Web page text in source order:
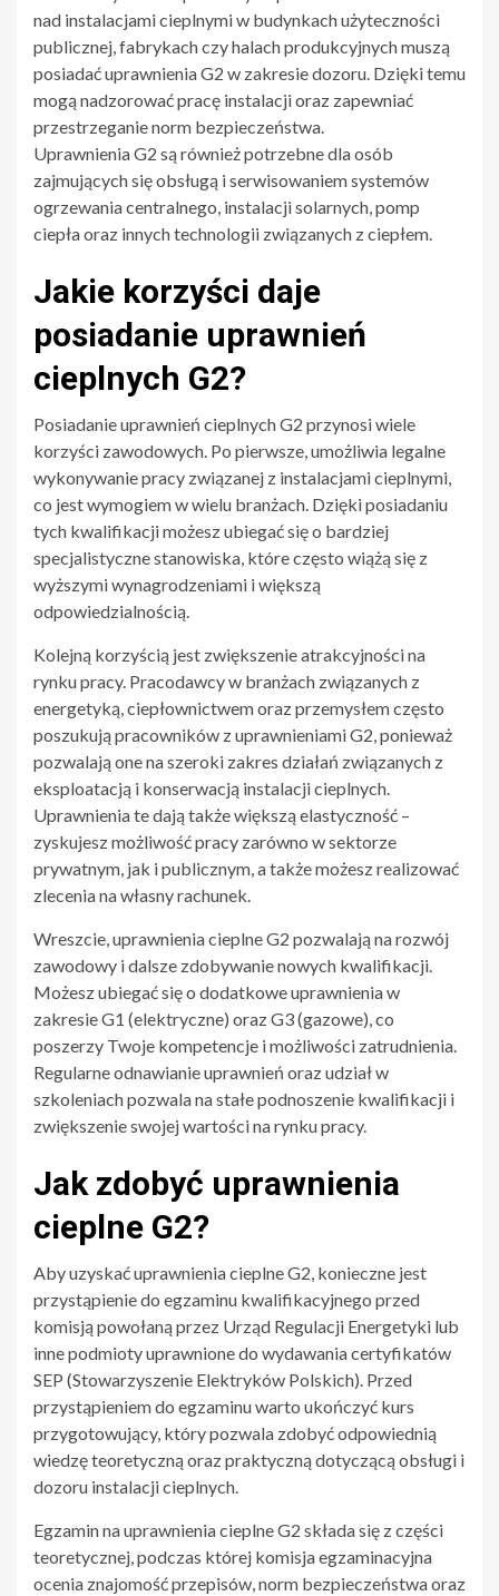
nad instalacjami cieplnymi w budynkach użyteczności
publicznej, fabrykach czy halach produkcyjnych muszą
posiadać uprawnienia G2 w zakresie dozoru. Dzięki temu
mogą nadzorować pracę instalacji oraz zapewniać
przestrzeganie norm bezpieczeństwa.
Uprawnienia G2 są również potrzebne dla osób
zajmujących się obsługą i serwisowaniem systemów
ogrzewania centralnego, instalacji solarnych, pomp
ciepła oraz innych technologii związanych z ciepłem.
Jakie korzyści daje
posiadanie uprawnień
cieplnych G2?
Posiadanie uprawnień cieplnych G2 przynosi wiele
korzyści zawodowych. Po pierwsze, umożliwia legalne
wykonywanie pracy związanej z instalacjami cieplnymi,
co jest wymogiem w wielu branżach. Dzięki posiadaniu
tych kwalifikacji możesz ubiegać się o bardziej
specjalistyczne stanowiska, które często wiążą się z
wyższymi wynagrodzeniami i większą
odpowiedzialnością.
Kolejną korzyścią jest zwiększenie atrakcyjności na
rynku pracy. Pracodawcy w branżach związanych z
energetyką, ciepłownictwem oraz przemysłem często
poszukują pracowników z uprawnieniami G2, ponieważ
pozwalają one na szeroki zakres działań związanych z
eksploatacją i konserwacją instalacji cieplnych.
Uprawnienia te dają także większą elastyczność –
zyskujesz możliwość pracy zarówno w sektorze
prywatnym, jak i publicznym, a także możesz realizować
zlecenia na własny rachunek.
Wreszcie, uprawnienia cieplne G2 pozwalają na rozwój
zawodowy i dalsze zdobywanie nowych kwalifikacji.
Możesz ubiegać się o dodatkowe uprawnienia w
zakresie G1 (elektryczne) oraz G3 (gazowe), co
poszerzy Twoje kompetencje i możliwości zatrudnienia.
Regularne odnawianie uprawnień oraz udział w
szkoleniach pozwala na stałe podnoszenie kwalifikacji i
zwiększenie swojej wartości na rynku pracy.
Jak zdobyć uprawnienia
cieplne G2?
Aby uzyskać uprawnienia cieplne G2, konieczne jest
przystąpienie do egzaminu kwalifikacyjnego przed
komisją powołaną przez Urząd Regulacji Energetyki lub
inne podmioty uprawnione do wydawania certyfikatów
SEP (Stowarzyszenie Elektryków Polskich). Przed
przystąpieniem do egzaminu warto ukończyć kurs
przygotowujący, który pozwala zdobyć odpowiednią
wiedzę teoretyczną oraz praktyczną dotyczącą obsługi i
dozoru instalacji cieplnych.
Egzamin na uprawnienia cieplne G2 składa się z części
teoretycznej, podczas której komisja egzaminacyjna
ocenia znajomość przepisów, norm bezpieczeństwa oraz